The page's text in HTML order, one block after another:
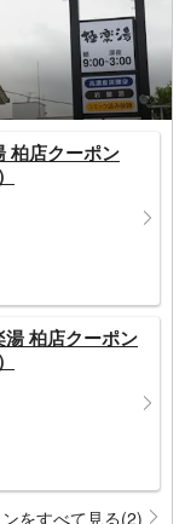
柏店クーポン
湯 柏店クーポン
をすべて見る(2)